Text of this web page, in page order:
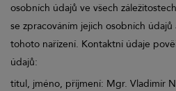
osobních údajů ve všech
se zpracováním jejich osobních
tohoto nařízení. Kontaktní údaje
údajů:
titul, jméno, příjmení: Mgr. Vladimír